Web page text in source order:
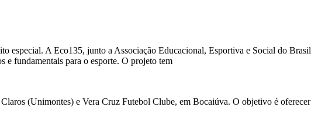
especial. A Eco135, junto a Associação Educacional, Esportiva e Social do Brasil
e fundamentais para o esporte. O projeto tem
(Unimontes) e Vera Cruz Futebol Clube, em Bocaiúva. O objetivo é oferecer